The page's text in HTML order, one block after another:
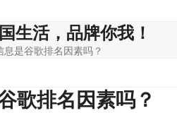
生活，品牌你我！
是谷歌排名因素吗？
歌排名因素吗？